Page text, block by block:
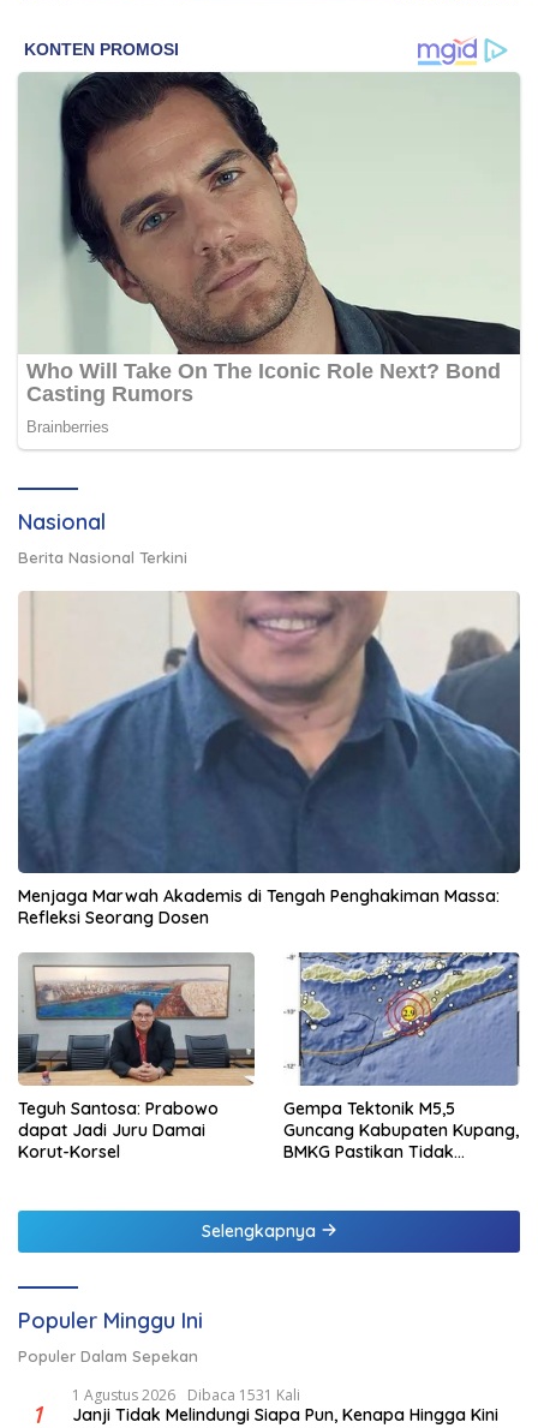
Nasional
Berita Nasional Terkini
Menjaga Marwah Akademis di Tengah Penghakiman Massa:
Refleksi Seorang Dosen
Teguh Santosa: Prabowo
dapat Jadi Juru Damai
Korut-Korsel
Gempa Tektonik M5,5
Guncang Kabupaten Kupang,
BMKG Pastikan Tidak
Selengkapnya
Populer Minggu Ini
Populer Dalam Sepekan
1
1 Agustus 2026 Dibaca 1531 Kali
Janji Tidak Melindungi Siapa Pun, Kenapa Hingga Kini